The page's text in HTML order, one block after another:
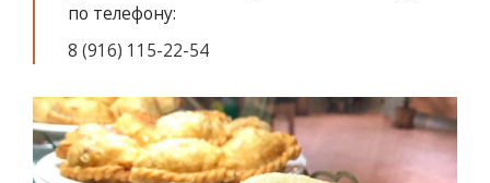
по телефону:
8 (916) 115-22-54